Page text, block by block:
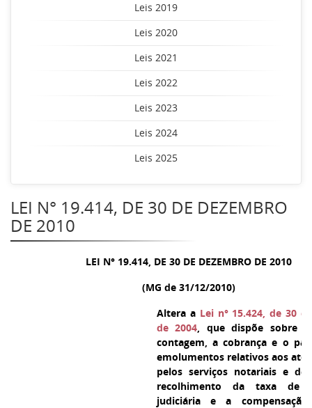
Leis 2019
Leis 2020
Leis 2021
Leis 2022
Leis 2023
Leis 2024
Leis 2025
LEI N° 19.414, DE 30 DE DEZEMBRO
DE 2010
LEI N° 19.414, DE 30 DE DEZEMBRO DE 2010
(MG de 31/12/2010)
Altera a Lei n° 15.424, de 30
de 2004, que dispõe sobre
contagem, a cobrança e o
emolumentos relativos aos
pelos serviços notariais e
recolhimento da taxa de
judiciária e a